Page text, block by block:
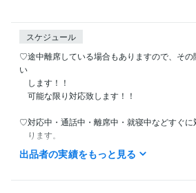
スケジュール
♡途中離席している場合もありますので、そ
い
します！！
可能な限り対応致します！！
♡対応中・通話中・離席中・就寝中などすぐに
ります。
♡ココナラ以外でもお仕事をしている為、ご連
出品者の実績をもっと見る